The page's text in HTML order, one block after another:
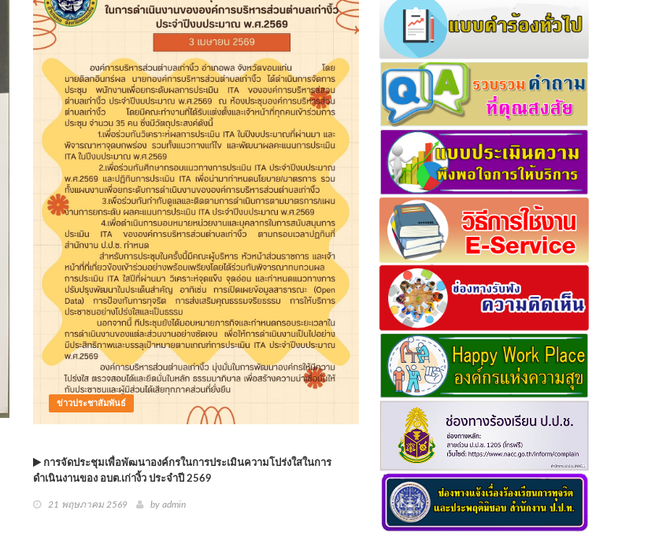
ข่าวประชาสัมพันธ์
การจัดประชุมเพื่อพัฒนาองค์กรในการประเมินความโปร่งใสในการ
ดำเนินงานของ อบต.เก่างิ้ว ประจำปี 2569
21 พฤษภาคม 2569 by admin